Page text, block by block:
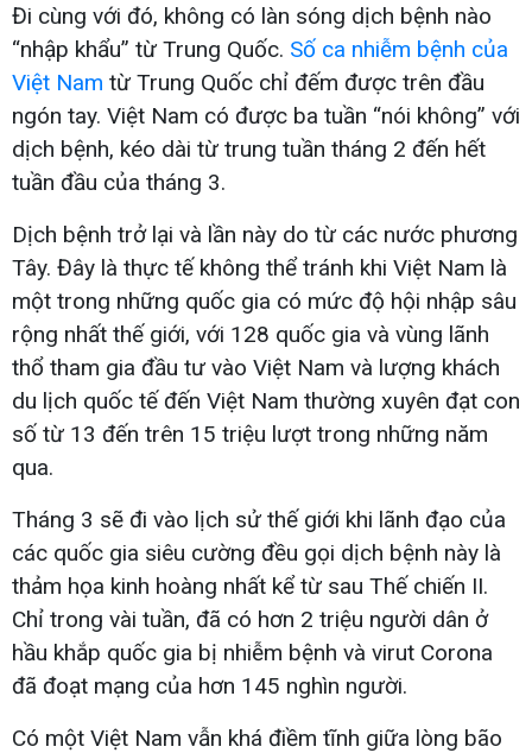
Đi cùng với đó, không có làn sóng dịch bệnh nào
“nhập khẩu” từ Trung Quốc. Số ca nhiễm bệnh của
Việt Nam từ Trung Quốc chỉ đếm được trên đầu
ngón tay. Việt Nam có được ba tuần “nói không” với
dịch bệnh, kéo dài từ trung tuần tháng 2 đến hết
tuần đầu của tháng 3.
Dịch bệnh trở lại và lần này do từ các nước phương
Tây. Đây là thực tế không thể tránh khi Việt Nam là
một trong những quốc gia có mức độ hội nhập sâu
rộng nhất thế giới, với 128 quốc gia và vùng lãnh
thổ tham gia đầu tư vào Việt Nam và lượng khách
du lịch quốc tế đến Việt Nam thường xuyên đạt con
số từ 13 đến trên 15 triệu lượt trong những năm
qua.
Tháng 3 sẽ đi vào lịch sử thế giới khi lãnh đạo của
các quốc gia siêu cường đều gọi dịch bệnh này là
thảm họa kinh hoàng nhất kể từ sau Thế chiến II.
Chỉ trong vài tuần, đã có hơn 2 triệu người dân ở
hầu khắp quốc gia bị nhiễm bệnh và virut Corona
đã đoạt mạng của hơn 145 nghìn người.
Có một Việt Nam vẫn khá điềm tĩnh giữa lòng bão